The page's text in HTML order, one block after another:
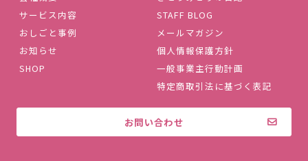
サービス内容
おしごと事例
お知らせ
SHOP
STAFF BLOG
メールマガジン
個人情報保護方針
一般事業主行動計画
特定商取引法に基づく表記
お問い合わせ